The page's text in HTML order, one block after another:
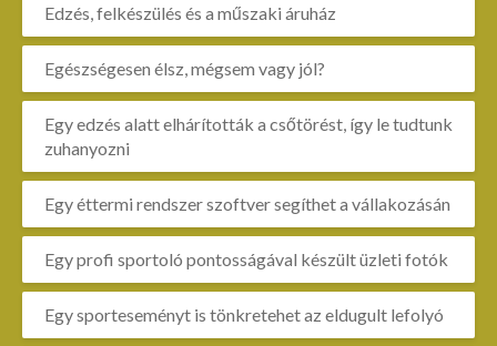
Edzés, felkészülés és a műszaki áruház
Egészségesen élsz, mégsem vagy jól?
Egy edzés alatt elhárították a csőtörést, így le tudtunk
zuhanyozni
Egy éttermi rendszer szoftver segíthet a vállakozásán
Egy profi sportoló pontosságával készült üzleti fotók
Egy sporteseményt is tönkretehet az eldugult lefolyó